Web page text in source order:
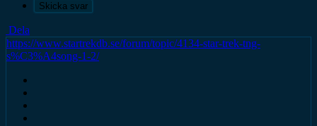
Skicka svar
Dela
https://www.startrekdb.se/forum/topic/4134-star-trek-tng-
s%C3%A4song-1-2/